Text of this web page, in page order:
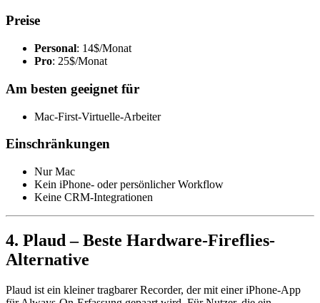
Preise
Personal: 14$/Monat
Pro: 25$/Monat
Am besten geeignet für
Mac-First-Virtuelle-Arbeiter
Einschränkungen
Nur Mac
Kein iPhone- oder persönlicher Workflow
Keine CRM-Integrationen
4. Plaud – Beste Hardware-Fireflies-
Alternative
Plaud ist ein kleiner tragbarer Recorder, der mit einer iPhone-App